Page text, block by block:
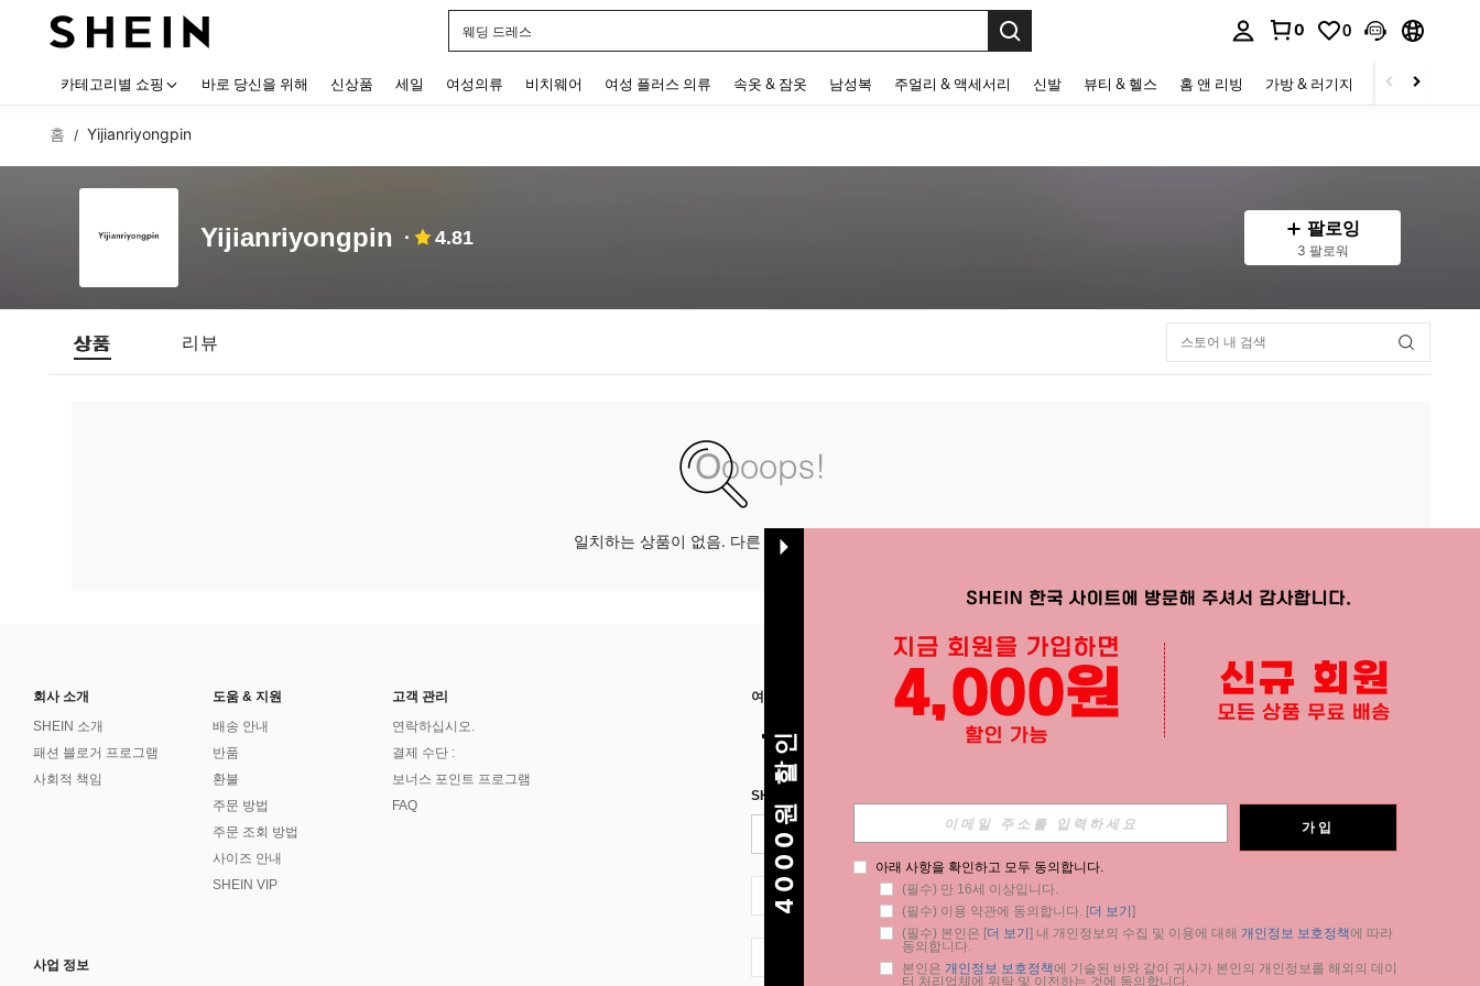
웨딩 드레스
0 0
카테고리별 쇼핑 바로 당신을 위해 신상품 세일 여성의류 비치웨어 여성 플러스 의류 속옷 & 잠옷 남성복 주얼리 & 액세서리 신발 뷰티 & 헬스 홈 앤 리빙 가방 & 러기지 스포츠 & 아웃
홈 / Yijianriyongpin
Yijianriyongpin 4.81 팔로잉
3 팔로워
상품 리뷰
일치하는 상품이 없음. 다른 옵션으로 시도하십시오.
회사 소개
SHEIN 소개
패션 블로거 프로그램
사회적 책임
도움 & 지원
배송 안내
반품
환불
주문 방법
주문 조회 방법
사이즈 안내
SHEIN VIP
고객 관리
연락하십시오.
결제 수단 :
보너스 포인트 프로그램
FAQ
사업 정보
여기에서 저희를 찾아주세요 APP
SHEIN STYLE NEWS에 등록하세요.
KR + 82
4000원 할인 가입
아래 사항을 확인하고 모두 동의합니다.
(필수) 만 16세 이상입니다.
(필수) 이용 약관에 동의합니다. [더 보기 ]
(필수) 본인은 [더 보기 ] 내 개인정보의 수집 및 이용에 대해 개인정보 보호정책에 따라
동의합니다.
본인은 개인정보 보호정책에 기술된 바와 같이 귀사가 본인의 개인정보를 해외의 데이
터 처리업체에 위탁 및 이전하는 것에 동의합니다.